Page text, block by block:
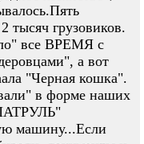
тысяч грузовиков.
все ВРЕМЯ с
а вот
"Черная кошка".
в форме наших
машину...Если